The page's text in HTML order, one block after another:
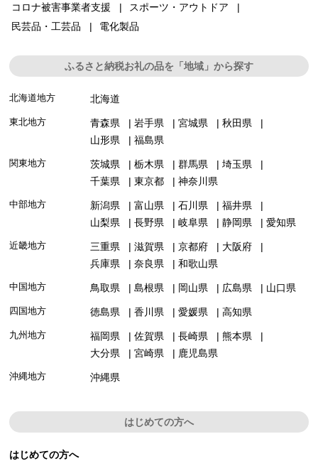
コロナ被害事業者支援
スポーツ・アウトドア
民芸品・工芸品
電化製品
ふるさと納税お礼の品を「地域」から探す
北海道地方 北海道
東北地方 青森県 岩手県 宮城県
秋田県
山形県
福島県
関東地方 茨城県 栃木県 群馬県
埼玉県
千葉県
東京都 神奈川県
中部地方 新潟県 富山県 石川県
福井県
山梨県
長野県 岐阜県 静岡県 愛知県
近畿地方 三重県 滋賀県 京都府
大阪府
兵庫県
奈良県 和歌山県
中国地方 鳥取県 島根県 岡山県 広島県 山口県
四国地方 徳島県 香川県 愛媛県 高知県
九州地方 福岡県 佐賀県 長崎県
熊本県
大分県
宮崎県 鹿児島県
沖縄地方 沖縄県
はじめての方へ
はじめての方へ